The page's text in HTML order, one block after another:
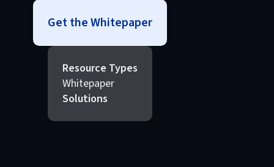
Get the Whitepaper
Resource Types
Whitepaper
Solutions